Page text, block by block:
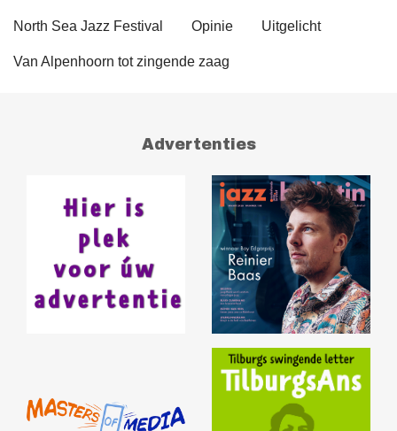
North Sea Jazz Festival Opinie Uitgelicht
Van Alpenhoorn tot zingende zaag
Advertenties